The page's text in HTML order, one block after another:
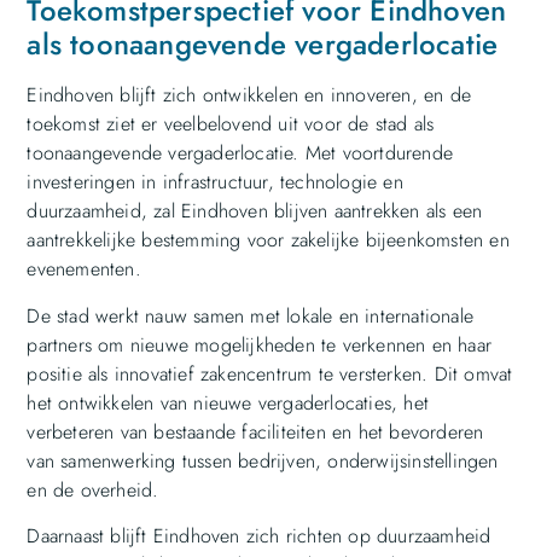
Toekomstperspectief voor Eindhoven
als toonaangevende vergaderlocatie
Eindhoven blijft zich ontwikkelen en innoveren, en de
toekomst ziet er veelbelovend uit voor de stad als
toonaangevende vergaderlocatie. Met voortdurende
investeringen in infrastructuur, technologie en
duurzaamheid, zal Eindhoven blijven aantrekken als een
aantrekkelijke bestemming voor zakelijke bijeenkomsten en
evenementen.
De stad werkt nauw samen met lokale en internationale
partners om nieuwe mogelijkheden te verkennen en haar
positie als innovatief zakencentrum te versterken. Dit omvat
het ontwikkelen van nieuwe vergaderlocaties, het
verbeteren van bestaande faciliteiten en het bevorderen
van samenwerking tussen bedrijven, onderwijsinstellingen
en de overheid.
Daarnaast blijft Eindhoven zich richten op duurzaamheid